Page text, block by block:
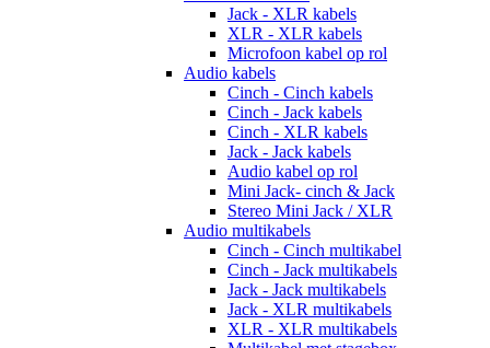
Jack - XLR kabels
XLR - XLR kabels
Microfoon kabel op rol
Audio kabels
Cinch - Cinch kabels
Cinch - Jack kabels
Cinch - XLR kabels
Jack - Jack kabels
Audio kabel op rol
Mini Jack- cinch & Jack
Stereo Mini Jack / XLR
Audio multikabels
Cinch - Cinch multikabel
Cinch - Jack multikabels
Jack - Jack multikabels
Jack - XLR multikabels
XLR - XLR multikabels